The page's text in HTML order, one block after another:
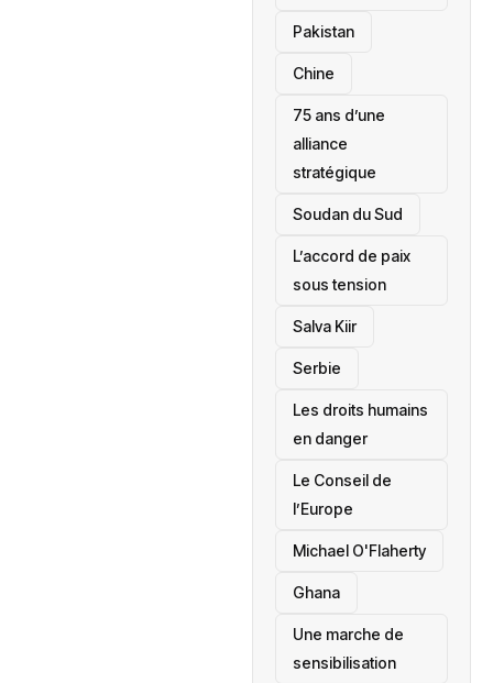
‎Pakistan
Chine
75 ans d’une
alliance
stratégique
‎Soudan du Sud
L’accord de paix
sous tension
Salva Kiir
‎Serbie
Les droits humains
en danger
‎Le Conseil de
l’Europe
Michael O'Flaherty
‎Ghana
Une marche de
sensibilisation